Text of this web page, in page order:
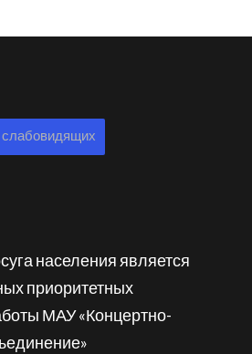
населения является
приоритетных
МАУ «Концертно-